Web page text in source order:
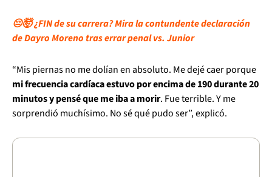
😔🤯 ¿FIN de su carrera? Mira la contundente declaración
de Dayro Moreno tras errar penal vs. Junior
“Mis piernas no me dolían en absoluto. Me dejé caer porque
mi frecuencia cardíaca estuvo por encima de 190 durante 20
minutos y pensé que me iba a morir. Fue terrible. Y me
sorprendió muchísimo. No sé qué pudo ser”, explicó.